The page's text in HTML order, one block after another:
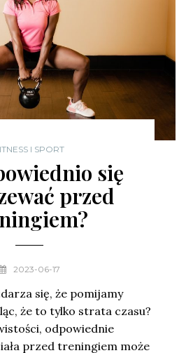
I SPORT
się
przed
2023-06-17
się, że pomijamy
że to tylko strata czasu?
odpowiednie
przed treningiem może